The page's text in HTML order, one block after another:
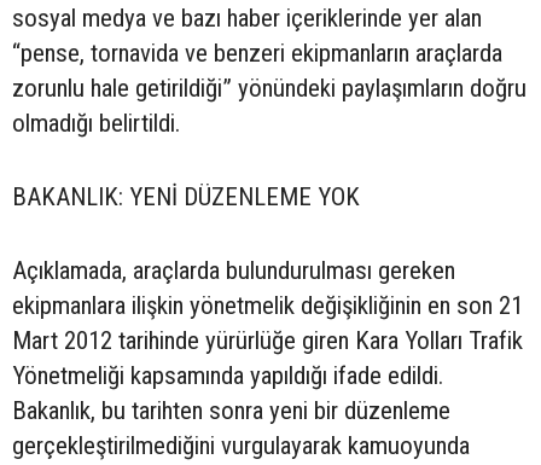
sosyal medya ve bazı haber içeriklerinde yer alan
“pense, tornavida ve benzeri ekipmanların araçlarda
zorunlu hale getirildiği” yönündeki paylaşımların doğru
olmadığı belirtildi.
BAKANLIK: YENİ DÜZENLEME YOK
Açıklamada, araçlarda bulundurulması gereken
ekipmanlara ilişkin yönetmelik değişikliğinin en son 21
Mart 2012 tarihinde yürürlüğe giren Kara Yolları Trafik
Yönetmeliği kapsamında yapıldığı ifade edildi.
Bakanlık, bu tarihten sonra yeni bir düzenleme
gerçekleştirilmediğini vurgulayarak kamuoyunda